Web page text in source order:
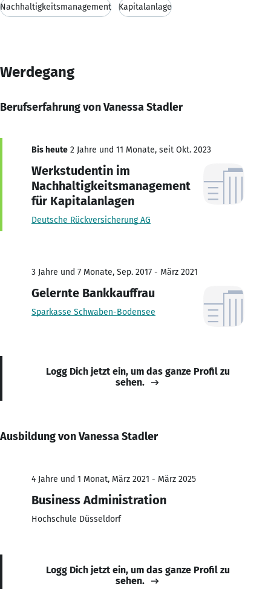
Nachhaltigkeitsmanagement Kapitalanlage
Werdegang
Berufserfahrung von Vanessa Stadler
Bis heute 2 Jahre und 11 Monate, seit Okt. 2023
Werkstudentin im
Nachhaltigkeitsmanagement
für Kapitalanlagen
Deutsche Rückversicherung AG
3 Jahre und 7 Monate, Sep. 2017 - März 2021
Gelernte Bankkauffrau
Sparkasse Schwaben-Bodensee
Logg Dich jetzt ein, um das ganze Profil zu
sehen.
Ausbildung von Vanessa Stadler
4 Jahre und 1 Monat, März 2021 - März 2025
Business Administration
Hochschule Düsseldorf
Logg Dich jetzt ein, um das ganze Profil zu
sehen.